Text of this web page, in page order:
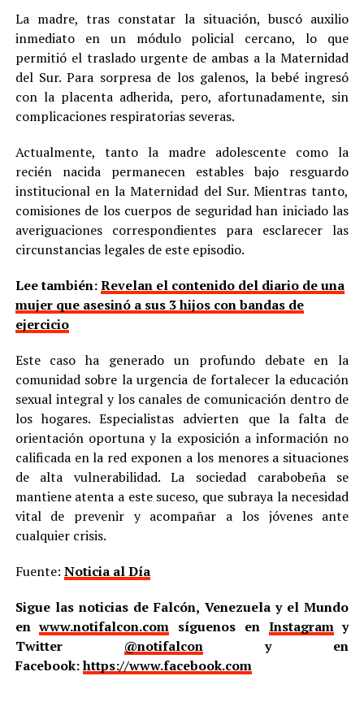
La madre, tras constatar la situación, buscó auxilio
inmediato en un módulo policial cercano, lo que
permitió el traslado urgente de ambas a la Maternidad
del Sur. Para sorpresa de los galenos, la bebé ingresó
con la placenta adherida, pero, afortunadamente, sin
complicaciones respiratorias severas.
Actualmente, tanto la madre adolescente como la
recién nacida permanecen estables bajo resguardo
institucional en la Maternidad del Sur. Mientras tanto,
comisiones de los cuerpos de seguridad han iniciado las
averiguaciones correspondientes para esclarecer las
circunstancias legales de este episodio.
Lee también:Revelan el contenido del diario de una
mujer que asesinó a sus 3 hijos con bandas de
ejercicio
Este caso ha generado un profundo debate en la
comunidad sobre la urgencia de fortalecer la educación
sexual integral y los canales de comunicación dentro de
los hogares. Especialistas advierten que la falta de
orientación oportuna y la exposición a información no
calificada en la red exponen a los menores a situaciones
de alta vulnerabilidad. La sociedad carabobeña se
mantiene atenta a este suceso, que subraya la necesidad
vital de prevenir y acompañar a los jóvenes ante
cualquier crisis.
Fuente: Noticia al Día
Sigue las noticias de Falcón, Venezuela y el Mundo
enwww.notifalcon.com síguenos en Instagramy
Twitter @notifalcony en
Facebook:https://www.facebook.com